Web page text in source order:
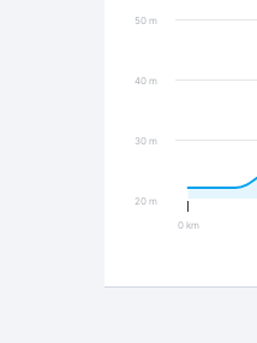
0 km
20 m
30 m
40 m
50 m